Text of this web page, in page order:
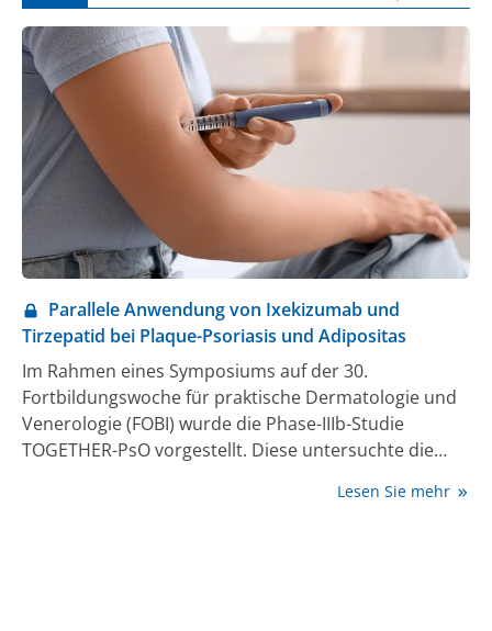
Parallele Anwendung von Ixekizumab und
Tirzepatid bei Plaque-Psoriasis und Adipositas
Im Rahmen eines Symposiums auf der 30.
Fortbildungswoche für praktische Dermatologie und
Venerologie (FOBI) wurde die Phase-IIIb-Studie
TOGETHER-PsO vorgestellt. Diese untersuchte die
Ixekizumab mit dem dualen GIP-/GLP-1-Rezeptor-
Lesen Sie mehr